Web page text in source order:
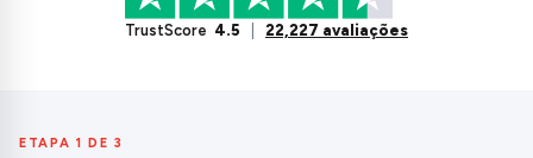
TrustScore 4.5 22,227 avaliações
ETAPA 1 DE 3